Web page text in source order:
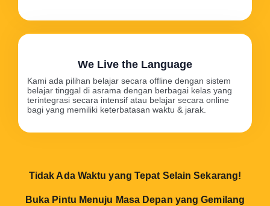
We Live the Language
Kami ada pilihan belajar secara offline dengan sistem
belajar tinggal di asrama dengan berbagai kelas yang
terintegrasi secara intensif atau belajar secara online
bagi yang memiliki keterbatasan waktu & jarak.
Tidak Ada Waktu yang Tepat Selain Sekarang!
Buka Pintu Menuju Masa Depan yang Gemilang